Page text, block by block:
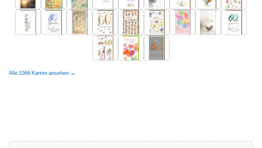
Alle 1066 Karten ansehen →